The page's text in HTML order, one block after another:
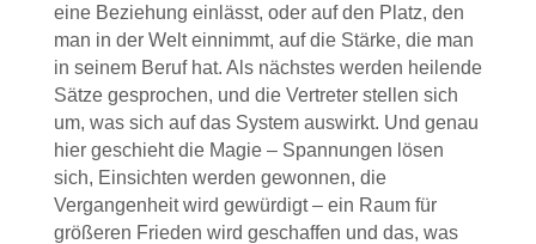
eine Beziehung einlässt, oder auf den Platz, den
man in der Welt einnimmt, auf die Stärke, die man
in seinem Beruf hat. Als nächstes werden heilende
Sätze gesprochen, und die Vertreter stellen sich
um, was sich auf das System auswirkt. Und genau
hier geschieht die Magie – Spannungen lösen
sich, Einsichten werden gewonnen, die
Vergangenheit wird gewürdigt – ein Raum für
größeren Frieden wird geschaffen und das, was